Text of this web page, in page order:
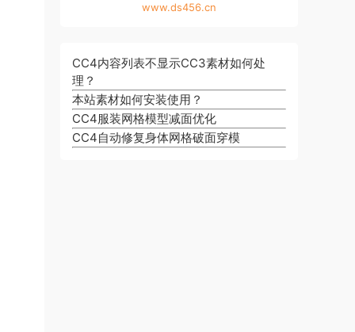
www.ds456.cn
CC4内容列表不显示CC3素材如何处
理？
本站素材如何安装使用？
CC4服装网格模型减面优化
CC4自动修复身体网格破面穿模